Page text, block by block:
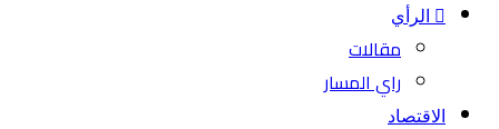
الرأي
مقالات
راي المسار
الاقتصاد